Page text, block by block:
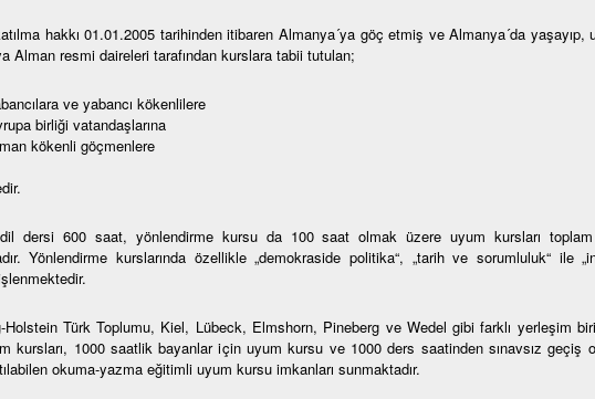
hakkı 01.01.2005 tarihinden itibaren Almanya´ya göç etmiş ve Almanya´da
Alman resmi daireleri tarafından kurslara tabii tutulan;
ve yabancı kökenlilere
birliği vatandaşlarına
göçmenlere
dersi 600 saat, yönlendirme kursu da 100 saat olmak üzere uyum kursları
Yönlendirme kurslarında özellikle „demokraside politika“, „tarih ve sorumluluk“ ile
Holstein Türk Toplumu, Kiel, Lübeck, Elmshorn, Pineberg ve Wedel gibi farklı yerleşim
kursları, 1000 saatlik bayanlar için uyum kursu ve 1000 ders saatinden sınavsız geçiş
okuma-yazma eğitimli uyum kursu imkanları sunmaktadır.